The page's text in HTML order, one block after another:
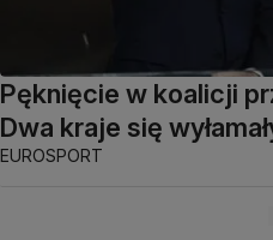
Pęknięcie w koalicji
Dwa kraje się
EUROSPORT